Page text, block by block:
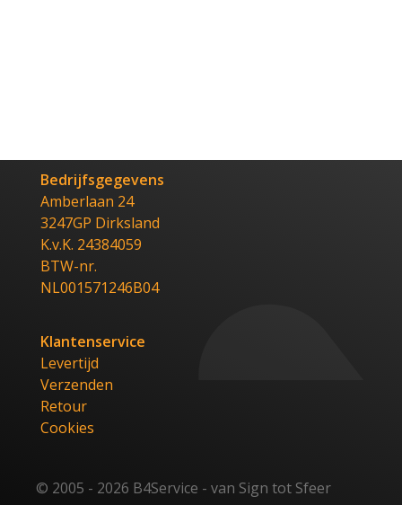
Bedrijfsgegevens
Amberlaan 24
3247GP Dirksland
K.v.K. 24384059
BTW-nr.
NL001571246B04
Klantenservice
Levertijd
Verzenden
Retour
Cookies
© 2005 - 2026 B4Service - van Sign tot Sfeer